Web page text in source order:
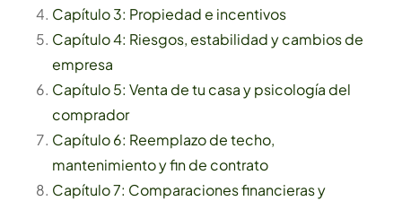
Capítulo 3: Propiedad e incentivos
Capítulo 4: Riesgos, estabilidad y cambios de
empresa
Capítulo 5: Venta de tu casa y psicología del
comprador
Capítulo 6: Reemplazo de techo,
mantenimiento y fin de contrato
Capítulo 7: Comparaciones financieras y